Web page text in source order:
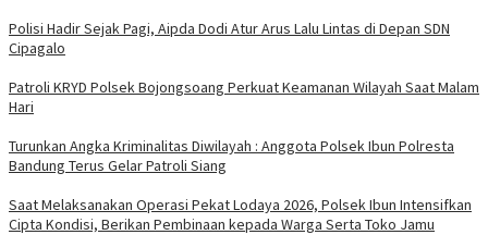
Polisi Hadir Sejak Pagi, Aipda Dodi Atur Arus Lalu Lintas di Depan SDN
Cipagalo
Patroli KRYD Polsek Bojongsoang Perkuat Keamanan Wilayah Saat Malam
Hari
Turunkan Angka Kriminalitas Diwilayah : Anggota Polsek Ibun Polresta
Bandung Terus Gelar Patroli Siang
Saat Melaksanakan Operasi Pekat Lodaya 2026, Polsek Ibun Intensifkan
Cipta Kondisi, Berikan Pembinaan kepada Warga Serta Toko Jamu